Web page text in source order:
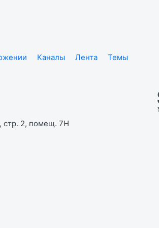
Каналы Лента
Темы
стр. 2, помещ. 7Н